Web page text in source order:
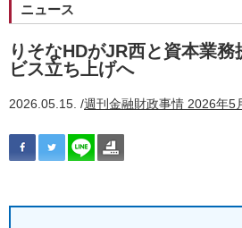
に
移
動
ニュース
りそなHDがJR西と資本業
ビス立ち上げへ
2026.05.15. /週刊金融財政事情 2026年5